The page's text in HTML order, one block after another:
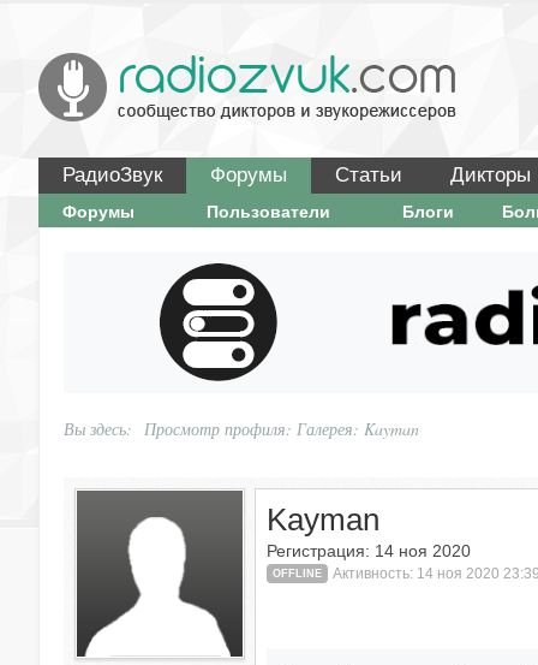
РадиоЗвук Форумы Статьи Дикторы
Форумы Пользователи Блоги
Вы здесь: Просмотр профиля: Галерея: Kayman
Kayman
Регистрация: 14 ноя 2020
OFFLINE Активность: 14 ноя 2020